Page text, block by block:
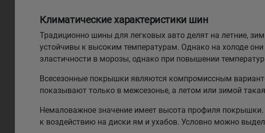
Климатические характеристики шин
Традиционно шины для легковых авто делят на летние,
устойчивы к высоким температурам. Однако на холоде
эластичности в морозы, однако при повышении
Всесезонные покрышки являются компромиссным
показывают только в межсезонье, а летом или зимой
Немаловажное значение имеет высота профиля
к воздействию на диски ям и ухабов. Условно можно